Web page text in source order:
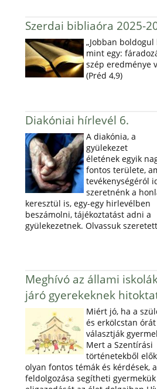
Szerdai bibliaóra 2025-
„Jobban boldogul
mint egy:
szép eredménye
(Préd 4,9)
Diakóniai hírlevél 6.
A diakónia, a
gyülekezet
életének egyik
fontos területe,
tevékenységéról
szeretnénk a
keresztül is, egy-egy hirlevélben
beszámolni, tájékoztatást adni a
gyülekezetnek. Olvassuk
Meghívó az állami
járó gyerekeknek
Miért jó, ha a
és erkölcstan órát
választják
Mert a Szentírási
történetekből
olyan fontos témák és kérdések,
feldolgozása segítheti gyermekük